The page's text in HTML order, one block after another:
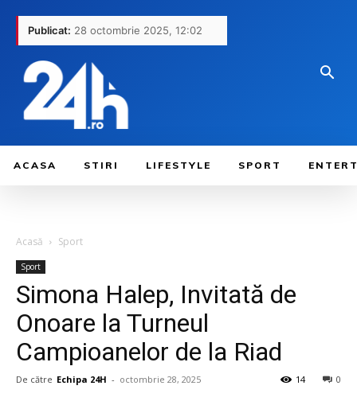
Publicat: 28 octombrie 2025, 12:02
ACASA STIRI LIFESTYLE SPORT
Acasă Sport
Sport
Simona Halep, Invitată de
Onoare la Turneul
Campioanelor de la Riad
De către Echipa 24H - octombrie 28, 2025 0
14